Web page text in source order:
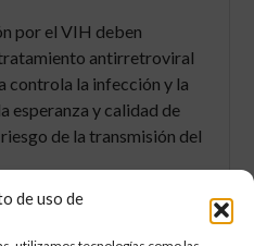
de uso de
por el VIH deben
antirretroviral
controla la infección y la
esperanza y calidad de
de la transmisión del